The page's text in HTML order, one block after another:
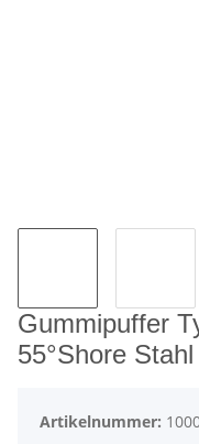
Gummipuffer
55°Shore
Artikelnummer: